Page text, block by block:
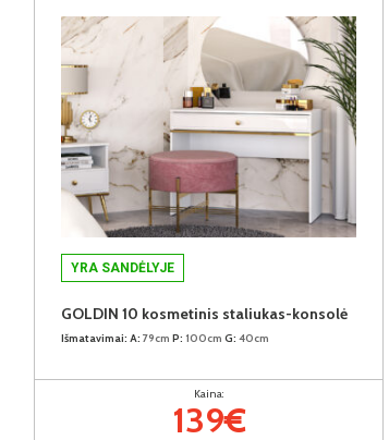
YRA SANDĖLYJE
GOLDIN 10 kosmetinis staliukas-konsolė
Išmatavimai: A: 79cm P: 100cm G: 40cm
Kaina:
139€